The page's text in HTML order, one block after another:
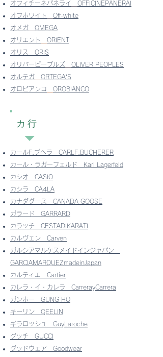
オフィチーネパネライ
OFFICINEPANERAI
オフホワイト
Off-white
オメガ
OMEGA
オリエント
ORIENT
オリス
ORIS
オリバーピープルズ
OLIVER PEOPLES
オルテガ
ORTEGA’S
オロビアンコ
OROBIANCO
カ行
カールF.ブヘラ CARLF.BUCHERER
カール・ラガーフェルド Karl Lagerfeld
カシオ
CASIO
カシラ CA4LA
カナダグース
CANADA GOOSE
ガラード GARRARD
カラッチ CESTADIKARATI
カルヴェン Carven
ガルシアマルケスメイドインジャパン
GARCIAMARQUEZmadeinJapan
カルティエ Cartier
カレラ・イ・カレラ
CarrerayCarrera
ガンホー
GUNG HO
キーリン QEELIN
ギラロッシュ GuyLaroche
グッチ
GUCCI
グッドウェア
Goodwear